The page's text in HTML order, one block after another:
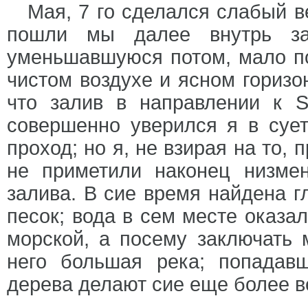
Мая, 7 го сделался слабый
пошли мы далее внутрь
уменьшавшуюся потом, мало
чистом воздухе и ясном
что залив в направлении к
совершенно уверился я в
проход; но я, не взирая на то,
не приметили наконец
залива. В сие время найдена
песок; вода в сем месте
морской, а посему
него большая река;
дерева делают сие еще более